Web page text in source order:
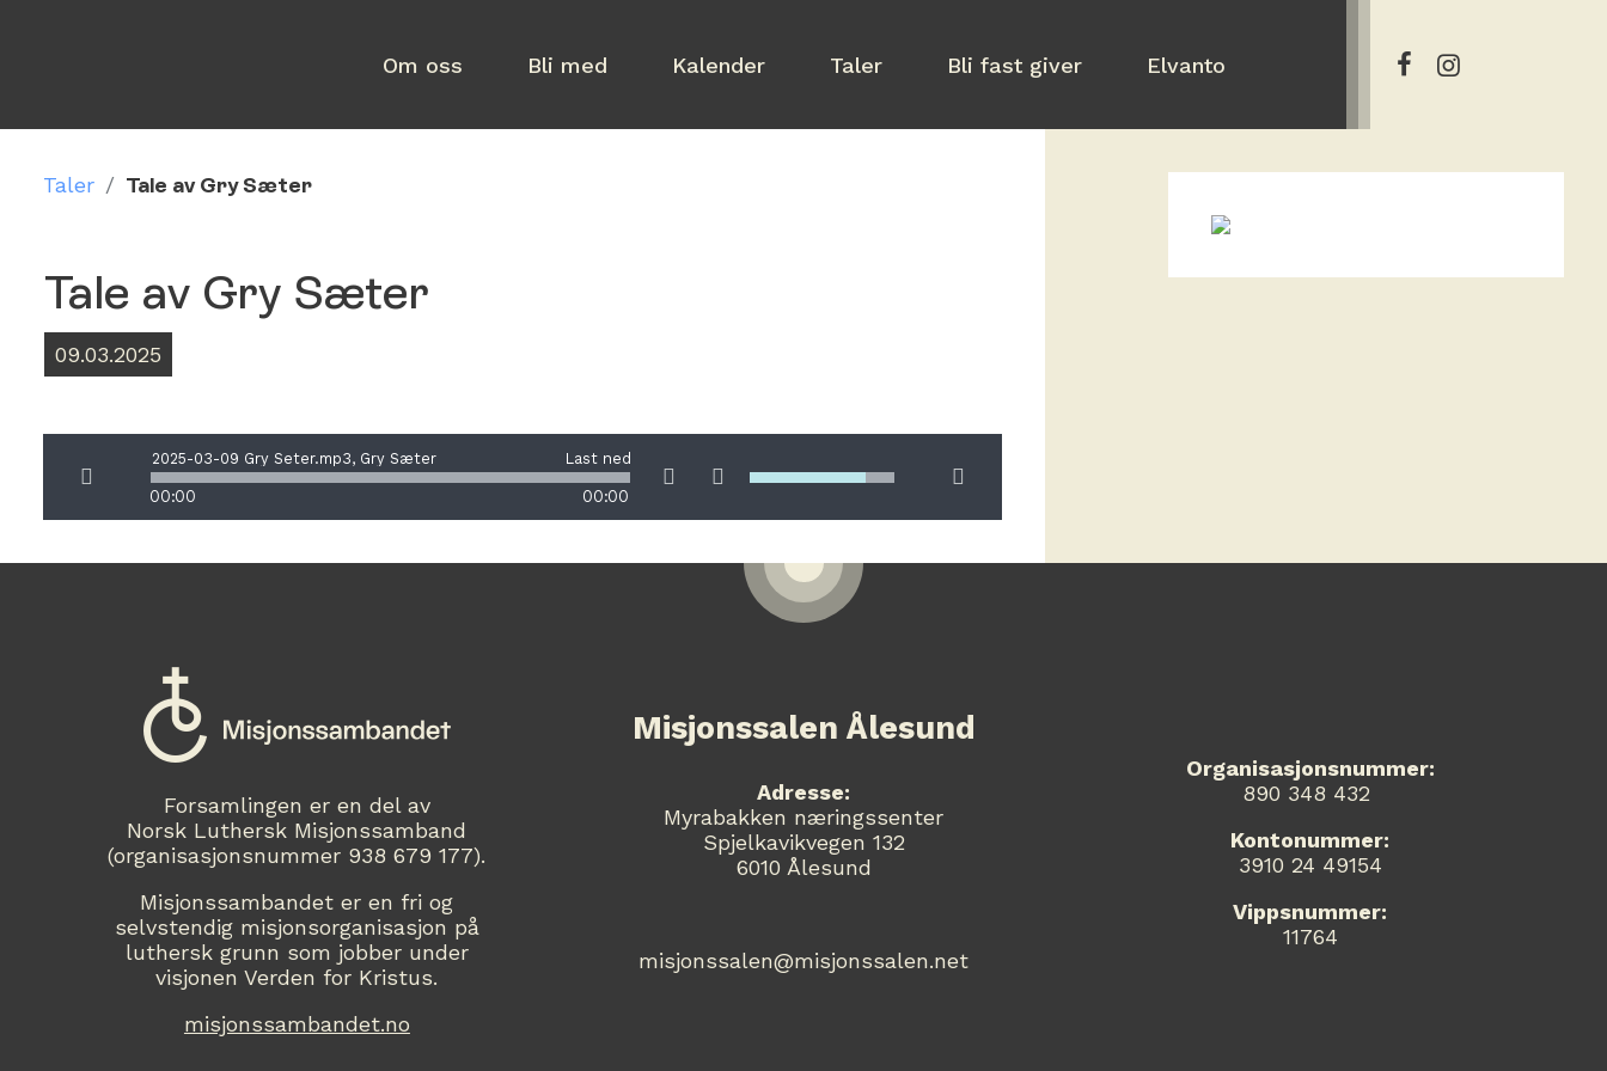
Om oss Bli med Kalender Taler Bli fast giver Elvanto
Taler / Tale av Gry Sæter
Tale av Gry Sæter
09.03.2025
00:00 00:00
2025-03-09 Gry Seter.mp3, Gry Sæter Last ned
Forsamlingen er en del av
Norsk Luthersk Misjonssamband
(organisasjonsnummer 938 679 177).
Misjonssambandet er en fri og
selvstendig misjonsorganisasjon på
luthersk grunn som jobber under
visjonen Verden for Kristus.
misjonssambandet.no
Misjonssalen Ålesund
Adresse:
Myrabakken næringssenter
Spjelkavikvegen 132
6010 Ålesund
misjonssalen@misjonssalen.net
Organisasjonsnummer:
890 348 432
Kontonummer:
3910 24 49154
Vippsnummer:
11764